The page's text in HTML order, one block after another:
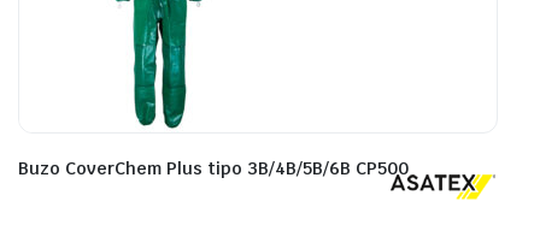
Buzo CoverChem Plus tipo 3B/4B/5B/6B CP500